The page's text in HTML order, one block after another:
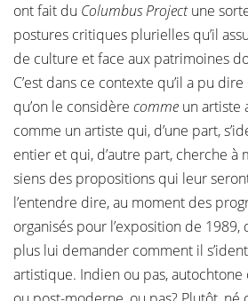
ont fait du Columbus Projectune
postures critiques plurielles qu’il
de culture et face aux patrimoines
C’est dans ce contexte qu’il a pu
qu’on le considère comme un artiste
comme un artiste qui, d’une part,
entier et qui, d’autre part, cherche à
siens des propositions qui leur
l’entendre dire, au moment des
organisés pour l’exposition de 1989,
plus lui demander comment il
artistique. Indien ou pas, autochtone